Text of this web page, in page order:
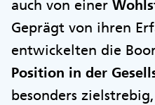
auch von einer
Geprägt von ihren
entwickelten die
Position in der
besonders